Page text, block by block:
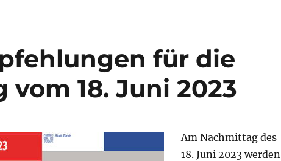
für die
18. Juni 2023
Am Nachmittag des
18. Juni 2023 werden